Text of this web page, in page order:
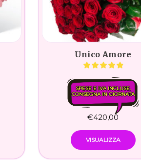
Unico Amore
SPESE E IVA INCLUSE.
CONSEGNA IN GIORNATA
€420,00
VISUALIZZA